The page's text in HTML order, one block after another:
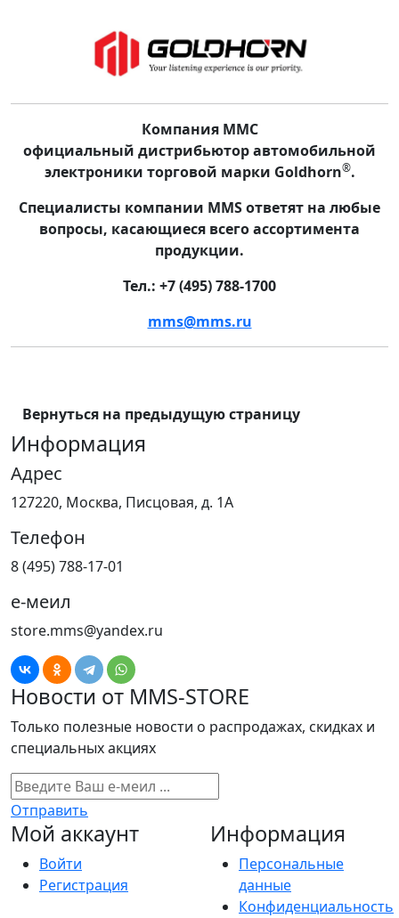
Компания ММС
официальный дистрибьютор автомобильной
электроники торговой марки Goldhorn®.
Специалисты компании MMS ответят на любые
вопросы, касающиеся всего ассортимента
продукции.
Тел.: +7 (495) 788-1700
mms@mms.ru
Вернуться на предыдущую страницу
Информация
Адрес
127220, Москва, Писцовая, д. 1А
Телефон
8 (495) 788-17-01
е-меил
store.mms@yandex.ru
Новости от MMS-STORE
Только полезные новости о распродажах, скидках и
специальных акциях
Отправить
Мой аккаунт
Войти
Регистрация
Информация
Персональные
данные
Конфиденциальность